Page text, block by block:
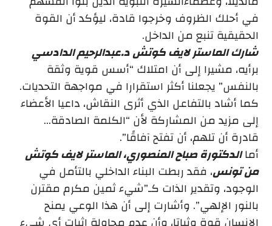
في أحلك الظروف وخرجوا قادة، ليؤكد أن القوة
الحقيقية تنبع من الداخل.
شارك الماستر لايف كوتش د.عبدالرحيم الدادسي
برأيه، مشيرا إلى أن امتلاك “أسس قوية وثقة
بالنفس” يجعلنا أكثر استقرارا في مواجهة التحديات.
كما أشاد بالتفاعل الذي أثرى النقاش، داعيا الأعضاء
إلى مزيد من المشاركة لأن “الكلمة الصادقة…
قادرة أن تلهم، أن تفتح آفاقًا”.
أماالدكتورة صباح المنصوري، الماستر لايف كوتش
من تونس، فقد ربطت البناء الداخلي بالتأمل في
الوجود، وتقدير الذات كـ”شيء ثمين مكرم مقترن
بالنور الإلهي”. وأشارت إلى أن هذا الوعي يمنح